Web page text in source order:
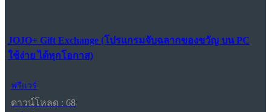
JOJO+ Gift Exchange (โปรแกรมจับฉลากของขวัญ บน PC
ใช้ง่าย ได้ทุกโอกาส)
ฟรีแวร์
ดาวน์โหลด : 68